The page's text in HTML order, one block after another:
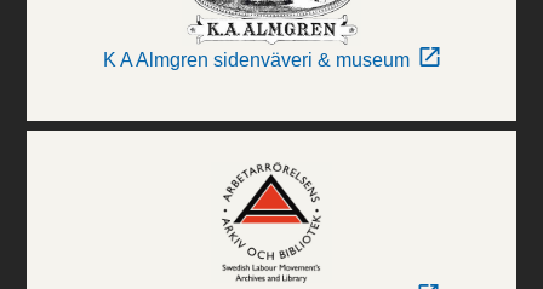
K A Almgren sidenväveri & museum